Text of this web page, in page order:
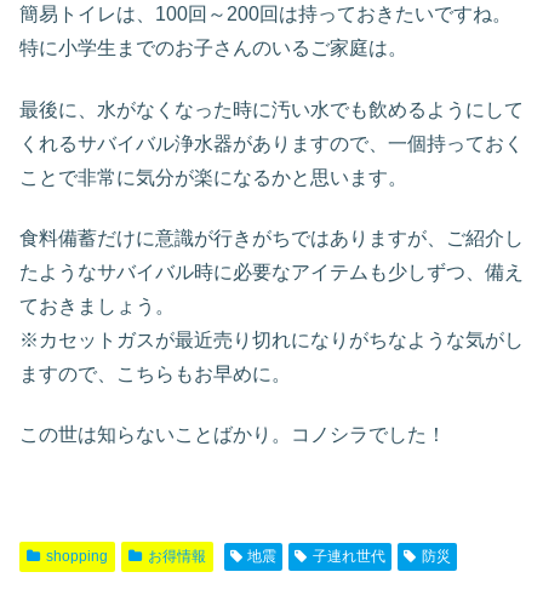
簡易トイレは、100回～200回は持っておきたいですね。
特に小学生までのお子さんのいるご家庭は。
最後に、水がなくなった時に汚い水でも飲めるようにして
くれるサバイバル浄水器がありますので、一個持っておく
ことで非常に気分が楽になるかと思います。
食料備蓄だけに意識が行きがちではありますが、ご紹介し
たようなサバイバル時に必要なアイテムも少しずつ、備え
ておきましょう。
※カセットガスが最近売り切れになりがちなような気がし
ますので、こちらもお早めに。
この世は知らないことばかり。コノシラでした！
shopping お得情報 地震 子連れ世代 防災